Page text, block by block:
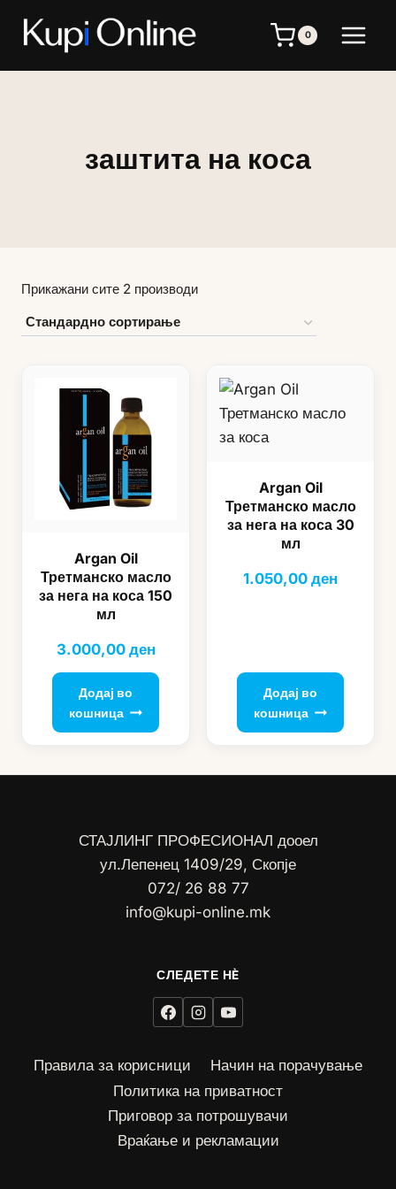
0
заштита на коса
Прикажани сите 2 производи
Argan Oil
Третманско масло
за нега на коса 150
мл
3.000,00 ден
Додај во
кошница
Argan Oil
Третманско масло
за нега на коса 30
мл
1.050,00 ден
Додај во
кошница
СТАЈЛИНГ ПРОФЕСИОНАЛ дооел
ул.Лепенец 1409/29, Скопје
072/ 26 88 77
info@kupi-online.mk
Правила за корисници
Начин на порачување
Политика на приватност
Приговор за потрошувачи
Враќање и рекламации